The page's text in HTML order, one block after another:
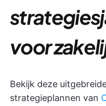
voor
Bekijk deze
strategieplannen van